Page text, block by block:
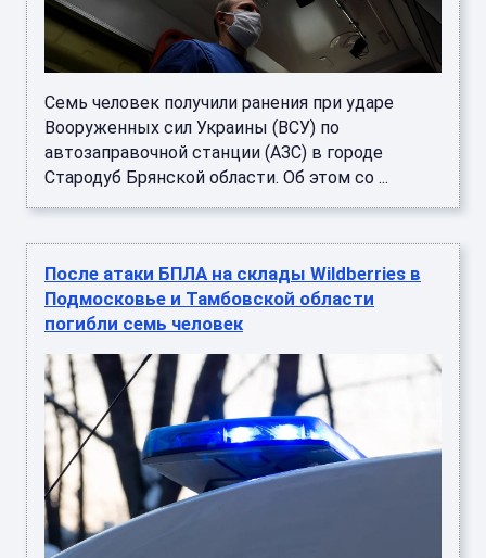
Семь человек получили ранения при ударе
Вооруженных сил Украины (ВСУ) по
автозаправочной станции (АЗС) в городе
Стародуб Брянской области. Об этом со ...
После атаки БПЛА на склады Wildberries в
Подмосковье и Тамбовской области
погибли семь человек